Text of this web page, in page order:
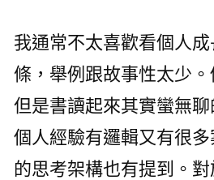
我通常不太喜歡看個人
條，舉例跟故事性太少
但是書讀起來其實蠻無
個人經驗有邏輯又有很
的思考架構也有提到。